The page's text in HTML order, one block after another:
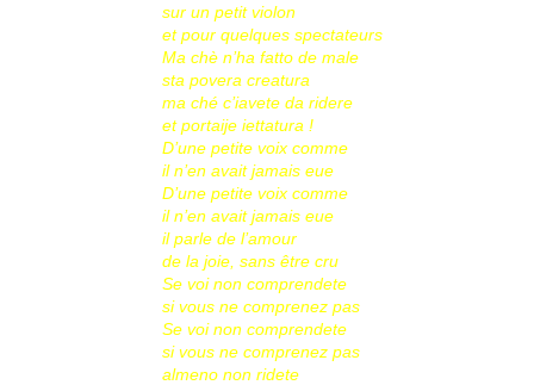
sur un petit violon
et pour quelques spectateurs
Ma chè n’ha fatto de male
sta povera creatura
ma ché c’iavete da ridere
et portaije iettatura !
D’une petite voix comme
il n’en avait jamais eue
D’une petite voix comme
il n’en avait jamais eue
il parle de l’amour
de la joie, sans être cru
Se voi non comprendete
si vous ne comprenez pas
Se voi non comprendete
si vous ne comprenez pas
almeno non ridete